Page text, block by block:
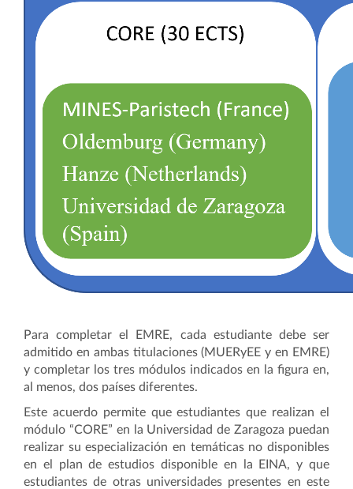
Para completar el EMRE, cada estudiante debe ser
admitido en ambas titulaciones (MUERyEE y en EMRE)
y completar los tres módulos indicados en la figura en,
al menos, dos países diferentes.
Este acuerdo permite que estudiantes que realizan el
módulo “CORE” en la Universidad de Zaragoza puedan
realizar su especialización en temáticas no disponibles
en el plan de estudios disponible en la EINA, y que
estudiantes de otras universidades presentes en este